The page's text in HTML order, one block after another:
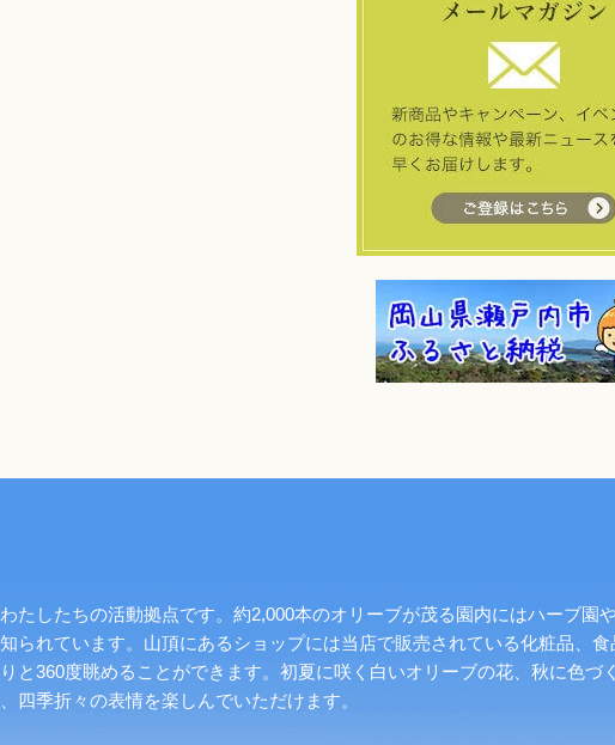
たしたちの活動拠点です。約2,000本のオリーブが茂る園内にはハーブ園
られています。山頂にあるショップには当店で販売されている化粧品、食
と360度眺めることができます。初夏に咲く白いオリーブの花、秋に色づ
四季折々の表情を楽しんでいただけます。